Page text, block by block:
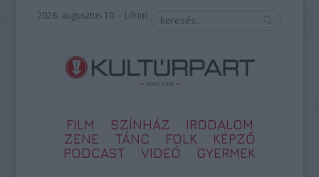
2026. augusztus 10. – Lőrinc
FILM SZÍNHÁZ
IRODALOM
ZENE
TÁNC FOLK
KÉPZŐ
PODCAST
VIDEÓ GYERMEK